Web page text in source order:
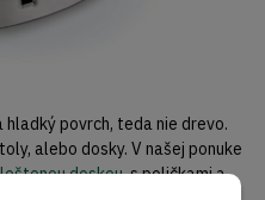
hladký povrch, teda nie drevo.
alebo dosky. V našej ponuke
doskou, s poličkami a